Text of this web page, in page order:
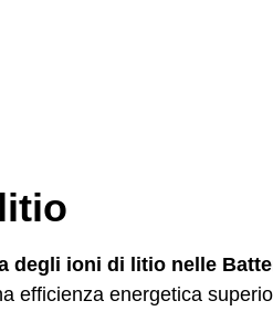
degli ioni di litio nelle
efficienza energetica